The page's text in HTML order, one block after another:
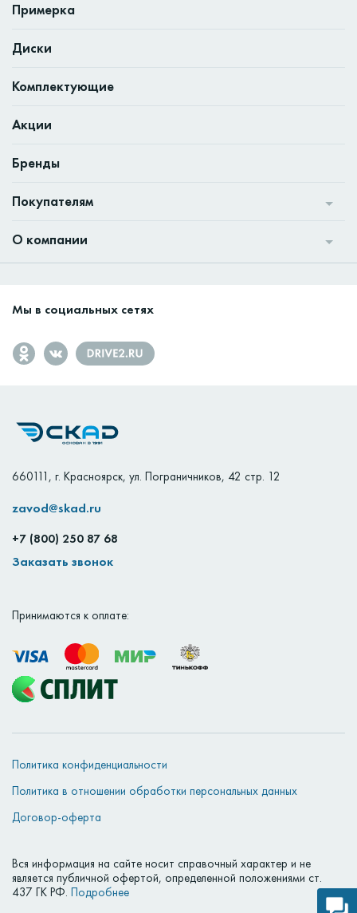
660111 , г. Красноярск, ул. Пограничников, 42 стр. 12
zavod@skad.ru
+7 (800) 250 87 68
Заказать звонок
Примерка
Диски
Комплектующие
Акции
Бренды
Покупателям
О компании
Мы в социальных сетях
Принимаются к оплате:
Политика конфиденциальности
Политика в отношении обработки персональных данных
Договор-оферта
Вся информация на сайте носит справочный характер и не
является публичной офертой, определенной положениями ст.
437 ГК РФ. Подробнее